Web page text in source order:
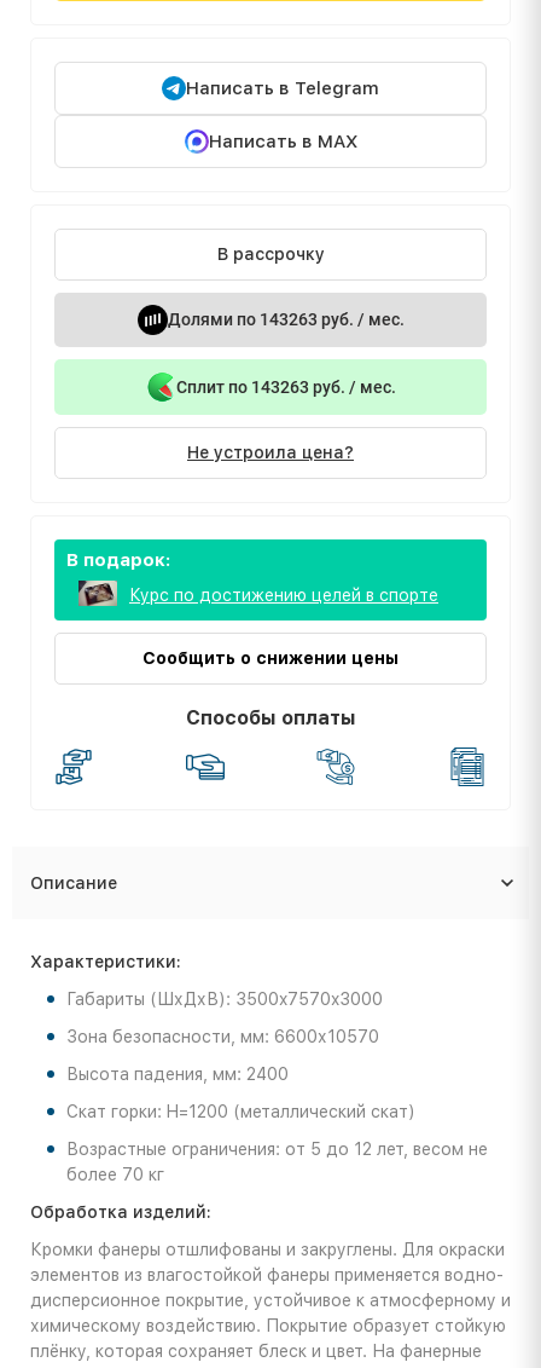
Написать в Telegram
Написать в MAX
В рассрочку
Долями по 143263 руб. / мес.
Сплит по 143263 руб. / мес.
Не устроила цена?
В подарок:
Курс по достижению целей в спорте
Сообщить о снижении цены
Способы оплаты
Описание
Характеристики:
Габариты (ШхДхВ): 3500x7570x3000
Зона безопасности, мм: 6600х10570
Высота падения, мм: 2400
Скат горки: H=1200 (металлический скат)
Возрастные ограничения: от 5 до 12 лет, весом не
более 70 кг
Обработка изделий:
Кромки фанеры отшлифованы и закруглены. Для окраски
элементов из влагостойкой фанеры применяется водно-
дисперсионное покрытие, устойчивое к атмосферному и
химическому воздействию. Покрытие образует стойкую
плёнку, которая сохраняет блеск и цвет. На фанерные